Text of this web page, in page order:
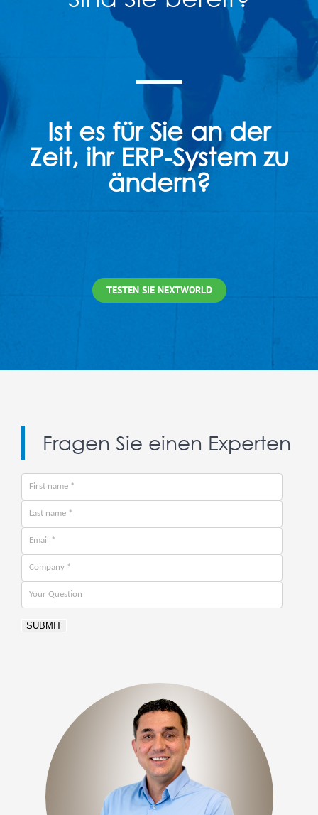
Ist es für Sie an der
Zeit, ihr ERP-System zu
ändern?
TESTEN SIE NEXTWORLD
Fragen Sie einen Experten
SUBMIT